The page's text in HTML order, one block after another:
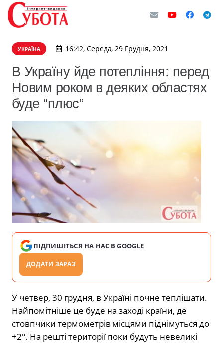
УКРАЇНА 16:42, Середа, 29 Грудня, 2021
В Україну йде потепління: перед
Новим роком в деяких областях
буде “плюс”
ПІДПИШІТЬСЯ НА НАС В GOOGLE
ДОДАТИ ЗАРАЗ
У четвер, 30 грудня, в Україні почне теплішати.
Найпомітніше це буде на заході країни, де
стовпчики термометрів місцями піднімуться до
+2°. На решті території поки будуть невеликі